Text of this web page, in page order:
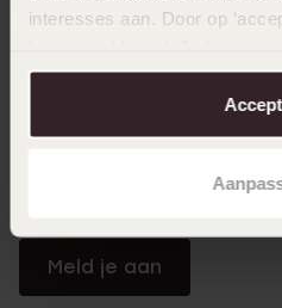
interesses aan. Door op
aanpassen. Lees er meer
Word member en ontvang
Meld je aan